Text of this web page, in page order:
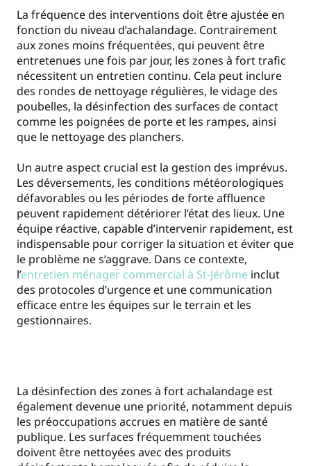
La fréquence des interventions doit être ajustée en
fonction du niveau d’achalandage. Contrairement
aux zones moins fréquentées, qui peuvent être
entretenues une fois par jour, les zones à fort trafic
nécessitent un entretien continu. Cela peut inclure
des rondes de nettoyage régulières, le vidage des
poubelles, la désinfection des surfaces de contact
comme les poignées de porte et les rampes, ainsi
que le nettoyage des planchers.
Un autre aspect crucial est la gestion des imprévus.
Les déversements, les conditions météorologiques
défavorables ou les périodes de forte affluence
peuvent rapidement détériorer l’état des lieux. Une
équipe réactive, capable d’intervenir rapidement, est
indispensable pour corriger la situation et éviter que
le problème ne s’aggrave. Dans ce contexte,
l’entretien ménager commercial à St-Jérôme inclut
des protocoles d’urgence et une communication
efficace entre les équipes sur le terrain et les
gestionnaires.
La désinfection des zones à fort achalandage est
également devenue une priorité, notamment depuis
les préoccupations accrues en matière de santé
publique. Les surfaces fréquemment touchées
doivent être nettoyées avec des produits